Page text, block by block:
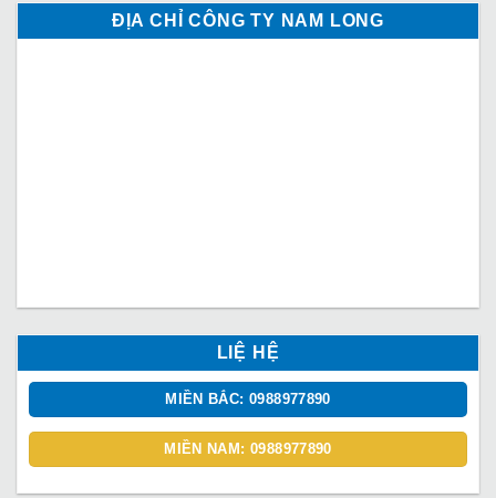
ĐỊA CHỈ CÔNG TY NAM LONG
LIỆ HỆ
MIỀN BẮC: 0988977890
MIỀN NAM: 0988977890